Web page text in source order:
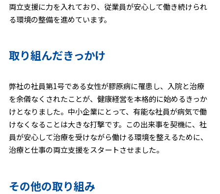
両立支援に力を入れており、従業員が安心して働き続けられ
る環境の整備を進めています。
取り組んだきっかけ
弊社の社員第1号である女性が膠原病に罹患し、入院と治療
を余儀なくされたことが、健康経営を本格的に始めるきっか
けとなりました。中小企業にとって、有能な社員が病気で働
けなくなることは大きな打撃です。この出来事を契機に、社
員が安心して治療を受けながら働ける環境を整えるために、
治療と仕事の両立支援をスタートさせました。
その他の取り組み